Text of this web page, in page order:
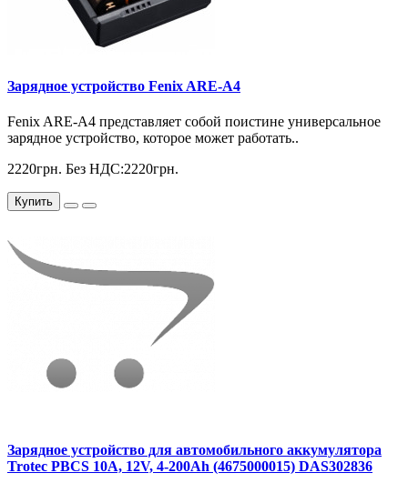
Зарядное устройство Fenix ARE-A4
Fenix ​​ARE-A4 представляет собой поистине универсальное
зарядное устройство, которое может работать..
2220грн. Без НДС:2220грн.
Купить
Зарядное устройство для автомобильного аккумулятора
Trotec PBCS 10A, 12V, 4-200Ah (4675000015) DAS302836